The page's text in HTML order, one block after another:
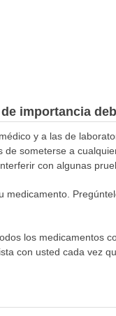
importancia
y a las de
de someterse a
con algunas
medicamento.
los medicamentos
con usted cada vez